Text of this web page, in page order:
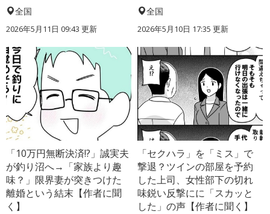
全国
2026年5月11日 09:43 更新
全国
2026年5月10日 17:35 更新
「10万円無断決済!?」誠実夫
が釣り沼へ→「家族より趣
味？」限界妻が突きつけた
離婚という結末【作者に聞
く】
「セクハラ」を「ミス」で
撃退？ツインの部屋を予約
した上司、女性部下の切れ
味鋭い反撃にに「スカッと
した」の声【作者に聞く】